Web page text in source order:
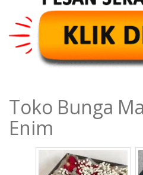
Toko Bunga
Enim